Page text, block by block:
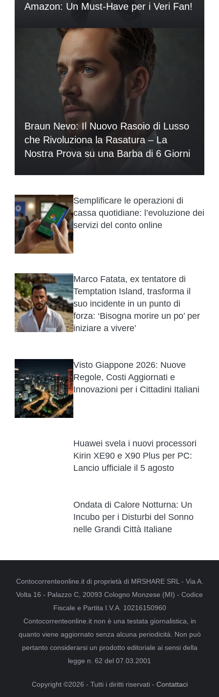
Amazon: Un Must-Have per i Veri Fan!
Braun Nevo: Il Nuovo Rasoio di Lusso
che Rivoluziona la Rasatura – La
Nostra Prova su una Barba di 6 Giorni
Semplificare le operazioni di
cassa quotidiane: l’evoluzione dei
servizi del conto online
Marco Fatata, ex tentatore di
Temptation Island, trasforma il
suo incidente in un punto di
forza: ‘Bisogna morire un po’ per
iniziare a vivere’
Visto Giappone 2026: Nuove
Regole, Costi Aggiornati e
Innovazioni per i Cittadini Italiani
Huawei svela i nuovi processori
Kirin XE90 e X90 Plus per PC:
Lancio ufficiale il 5 agosto
Ondata di Calore Notturna: Un
Incubo per i Disturbi del Sonno
nelle Grandi Città Italiane
Contocorrenteonline.it di proprietà di MRSHARE SRL - Via A.
Volta 16 - Palazzo C, 20093 Cologno Monzese (MI) - Codice
Fiscale e Partita I.V.A. 10216150960
Contocorrenteonline.it non è una testata giornalistica, in
quanto viene aggiornato senza alcuna periodicità. Non può
pertanto considerarsi un prodotto editoriale ai sensi della
legge n. 62 del 07.03.2001
Copyright ©2026 - Tutti i diritti riservati - Contattaci